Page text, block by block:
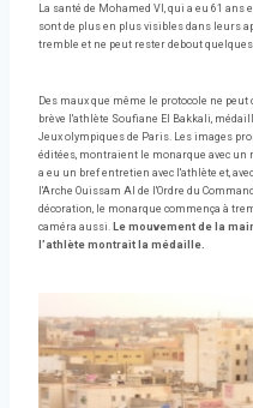
La santé de Mohamed VI, qui a eu 61
sont de plus en plus visibles dans leurs
tremble et ne peut rester debout
Des maux que même le protocole ne peut
brève l'athlète Soufiane El Bakkali,
Jeux olympiques de Paris. Les images
éditées, montraient le monarque avec un
a eu un bref entretien avec l'athlète et,
l'Arche Ouissam Al de l'Ordre du
décoration, le monarque commença à
caméra aussi.
Le mouvement de la
l’athlète montrait la médaille.